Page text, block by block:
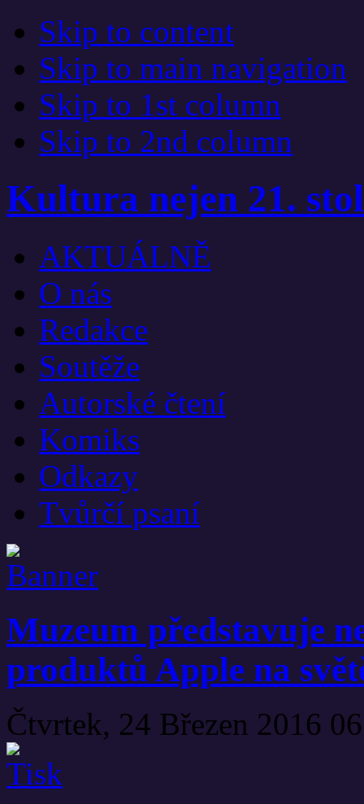
Skip to content
Skip to main navigation
Skip to 1st column
Skip to 2nd column
Kultura nejen 21.
AKTUÁLNĚ
O nás
Redakce
Soutěže
Autorské čtení
Komiks
Odkazy
Tvůrčí psaní
Muzeum představuje
produktů Apple na
Čtvrtek, 24 Březen 2016